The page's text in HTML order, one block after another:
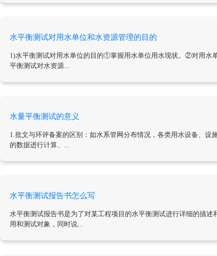
水平衡测试对用水单位和水资源管理的目的
1)水平衡测试对用水单位的目的①掌握用水单位用水现状。②对用
平衡测试对水资源...
水量平衡测试的意义
1.批文与环评备案的区别：如水系管网分布情况，各类用水设备、
的数据进行计算、...
水平衡测试报告书怎么写
水平衡测试报告书是为了对某工程项目的水平衡测试进行详细的描
用和测试对象，同时说...